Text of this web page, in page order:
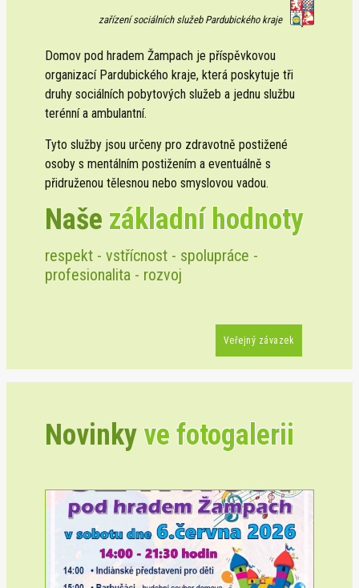
zařízení sociálních služeb Pardubického kraje
Domov pod hradem Žampach je příspěvkovou
organizací Pardubického kraje, která poskytuje tři
druhy sociálních pobytových služeb a jednu službu
terénní a ambulantní.
Tyto služby jsou určeny pro zdravotně postižené
osoby s mentálním postižením a eventuálně s
přidruženou tělesnou nebo smyslovou vadou.
Naše základní hodnoty
respekt - vstřícnost - spolupráce -
profesionalita - rozvoj
Veřejný závazek
Novinkyve fotogalerii